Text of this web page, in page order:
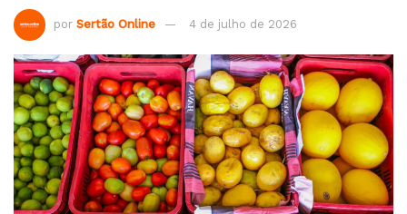
por Sertão Online 4 de julho de 2026